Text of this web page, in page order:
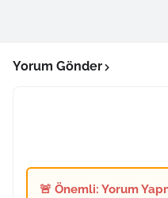
Yorum Gönder
🚨 Önemli: Yorum